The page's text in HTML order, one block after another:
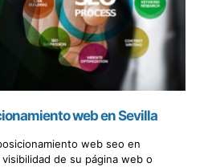
web en Sevilla
web seo en
de su página web o